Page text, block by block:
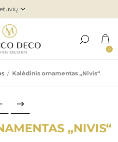
0
/ Kalėdinis ornamentas „Nivis“
„NIVIS“